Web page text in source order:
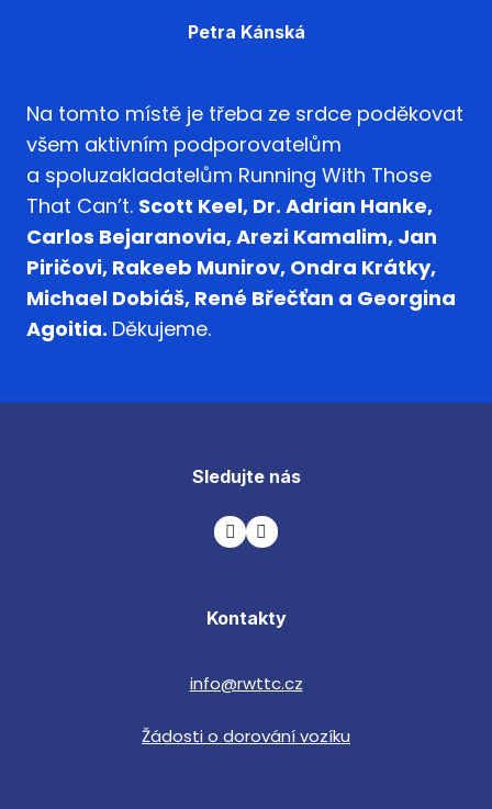
Petra Kánská
Na tomto místě je třeba ze srdce poděkovat
všem aktivním podporovatelům
a spoluzakladatelům Running With Those
That Can’t. Scott Keel, Dr. Adrian Hanke,
Carlos Bejaranovia, Arezi Kamalim, Jan
Piričovi, Rakeeb Munirov, Ondra Krátky,
Michael Dobiáš, René Břečťan a Georgina
Agoitia. Děkujeme.
Sledujte nás
Kontakty
info@rwttc.cz
Žádosti o dorování vozíku